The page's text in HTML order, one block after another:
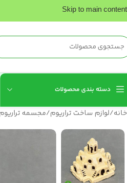
Skip to main content
دسته بندی محصولات
خانه/لوازم ساخت تراریوم/مجسمه